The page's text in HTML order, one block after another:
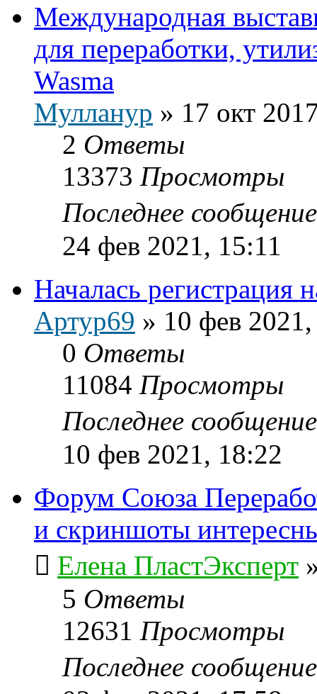
Международная
для переработки,
Wasma
Мулланур » 17 окт
2 Ответы
13373 Просмотры
Последнее
24 фев 2021, 15:11
Началась регистрация
Артур69 » 10 фев
0 Ответы
11084 Просмотры
Последнее
10 фев 2021, 18:22
Форум Союза
и скриншоты
Елена ПластЭксперт
5 Ответы
12631 Просмотры
Последнее